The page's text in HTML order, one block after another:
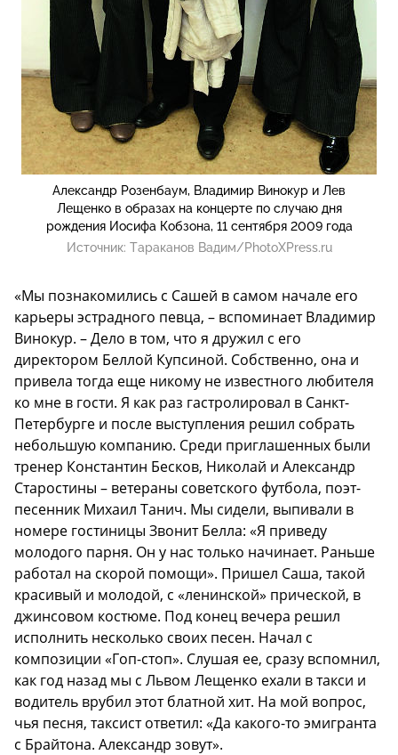
Александр Розенбаум, Владимир Винокур и Лев
Лещенко в образах на концерте по случаю дня
рождения Иосифа Кобзона, 11 сентября 2009 года
Источник: Тараканов Вадим/PhotoXPress.ru
«Мы познакомились с Сашей в самом начале его
карьеры эстрадного певца, – вспоминает Владимир
Винокур. – Дело в том, что я дружил с его
директором Беллой Купсиной. Собственно, она и
привела тогда еще никому не известного любителя
ко мне в гости. Я как раз гастролировал в Санкт-
Петербурге и после выступления решил собрать
небольшую компанию. Среди приглашенных были
тренер Константин Бесков, Николай и Александр
Старостины – ветераны советского футбола, поэт-
песенник Михаил Танич. Мы сидели, выпивали в
номере гостиницы Звонит Белла: «Я приведу
молодого парня. Он у нас только начинает. Раньше
работал на скорой помощи». Пришел Саша, такой
красивый и молодой, с «ленинской» прической, в
джинсовом костюме. Под конец вечера решил
исполнить несколько своих песен. Начал с
композиции «Гоп-стоп». Слушая ее, сразу вспомнил,
как год назад мы с Львом Лещенко ехали в такси и
водитель врубил этот блатной хит. На мой вопрос,
чья песня, таксист ответил: «Да какого-то эмигранта
с Брайтона. Александр зовут».